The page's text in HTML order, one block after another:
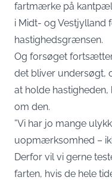
fartmærke på
i Midt- og Vestjylland
hastighedsgrænsen.
Og forsøget
det bliver undersøgt,
at holde
om den.
”Vi har jo mange
uopmærksomhed –
Derfor vil vi gerne
farten, hvis de hele